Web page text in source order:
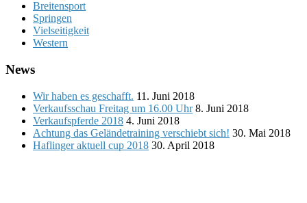
Breitensport
Springen
Vielseitigkeit
Western
News
Wir haben es geschafft. 11. Juni 2018
Verkaufsschau Freitag um 16.00 Uhr 8. Juni 2018
Verkaufspferde 2018 4. Juni 2018
Achtung das Geländetraining verschiebt sich! 30. Mai 2018
Haflinger aktuell cup 2018 30. April 2018